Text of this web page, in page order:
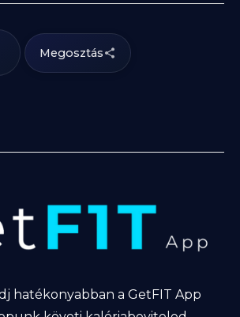
hatékonyabban a GetFIT App
Megosztás